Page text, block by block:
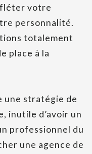
votre
personnalité.
totalement
place à la
une stratégie de
inutile d’avoir un
professionnel du
une agence de